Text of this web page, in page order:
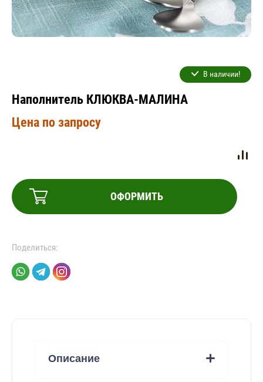
В наличии!
Наполнитель КЛЮКВА-МАЛИНА
Цена по запросу
ОФОРМИТЬ
Поделиться:
Описание